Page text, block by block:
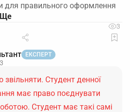
для правильного оформлення
3
ЕКСПЕРТ
звільняти. Студент денної
має право поєднувати
Студент має такі самі